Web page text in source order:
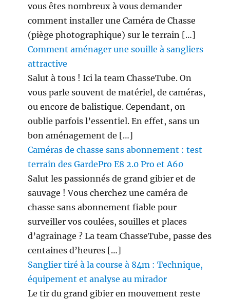
vous êtes nombreux à vous demander
comment installer une Caméra de Chasse
(piège photographique) sur le terrain […]
Comment aménager une souille à sangliers
attractive
Salut à tous ! Ici la team ChasseTube. On
vous parle souvent de matériel, de caméras,
ou encore de balistique. Cependant, on
oublie parfois l’essentiel. En effet, sans un
bon aménagement de […]
Caméras de chasse sans abonnement : test
terrain des GardePro E8 2.0 Pro et A60
Salut les passionnés de grand gibier et de
sauvage ! Vous cherchez une caméra de
chasse sans abonnement fiable pour
surveiller vos coulées, souilles et places
d’agrainage ? La team ChasseTube, passe des
centaines d’heures […]
Sanglier tiré à la course à 84m : Technique,
équipement et analyse au mirador
Le tir du grand gibier en mouvement reste